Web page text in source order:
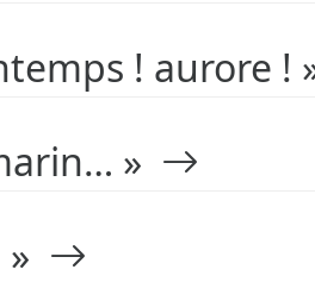
! aurore !
»